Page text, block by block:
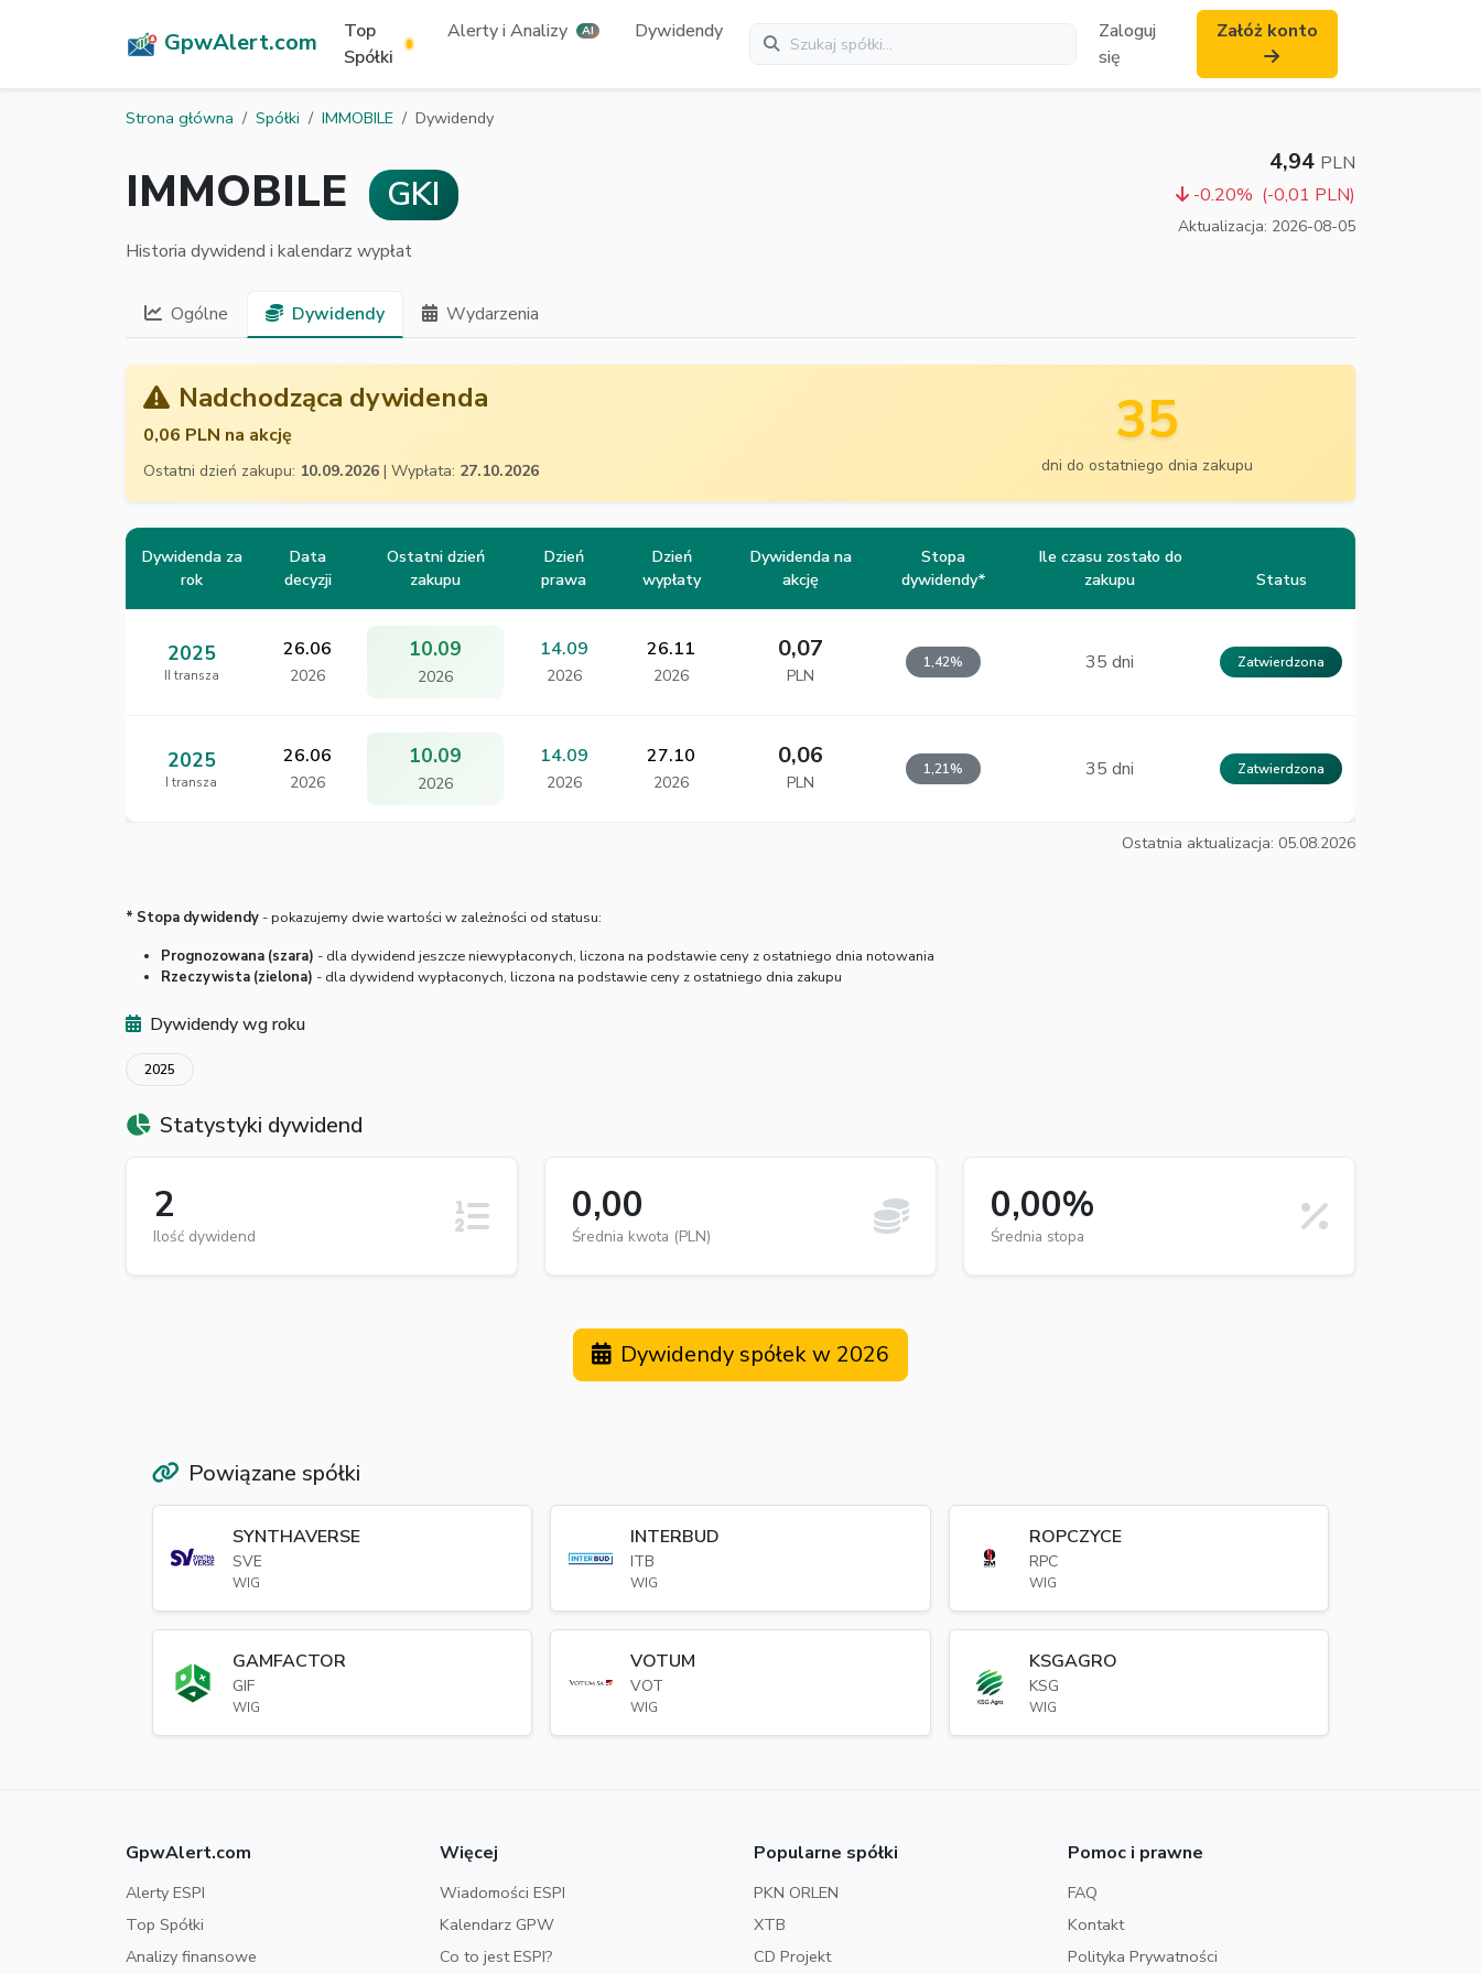
GpwAlert.com
Top
Spółki
Alerty i Analizy AI Dywidendy
Zaloguj
się
Załóż konto
Strona główna Spółki IMMOBILE Dywidendy
IMMOBILE GKI
4,94 PLN
-0.20% (-0,01 PLN)
Aktualizacja: 2026-08-05
Historia dywidend i kalendarz wypłat
Ogólne Dywidendy Wydarzenia
Nadchodząca dywidenda
0,06 PLN na akcję
Ostatni dzień zakupu: 10.09.2026 | Wypłata: 27.10.2026
35
dni do ostatniego dnia zakupu
Dywidenda za
rok
Data
decyzji
Ostatni dzień
zakupu
Dzień
prawa
Dzień
wypłaty
Dywidenda na
akcję
Stopa
dywidendy*
Ile czasu zostało do
zakupu
Status
2025
II transza
26.06
2026
10.09
2026
14.09
2026
26.11
2026
0,07
PLN
1,42% 35 dni Zatwierdzona
2025
I transza
26.06
2026
10.09
2026
14.09
2026
27.10
2026
0,06
PLN
1,21% 35 dni Zatwierdzona
Ostatnia aktualizacja: 05.08.2026
* Stopa dywidendy - pokazujemy dwie wartości w zależności od statusu:
Prognozowana (szara) - dla dywidend jeszcze niewypłaconych, liczona na podstawie ceny z ostatniego dnia notowania
Rzeczywista (zielona) - dla dywidend wypłaconych, liczona na podstawie ceny z ostatniego dnia zakupu
Dywidendy wg roku
2025
Statystyki dywidend
2
Ilość dywidend
0,00
Średnia kwota (PLN)
0,00%
Średnia stopa
Dywidendy spółek w 2026
Powiązane spółki
SYNTHAVERSE
SVE
WIG
INTERBUD
ITB
WIG
ROPCZYCE
RPC
WIG
GAMFACTOR
GIF
WIG
VOTUM
VOT
WIG
KSGAGRO
KSG
WIG
GpwAlert.com
Alerty ESPI
Top Spółki
Analizy finansowe
Więcej
Wiadomości ESPI
Kalendarz GPW
Co to jest ESPI?
Popularne spółki
PKN ORLEN
XTB
CD Projekt
Pomoc i prawne
FAQ
Kontakt
Polityka Prywatności